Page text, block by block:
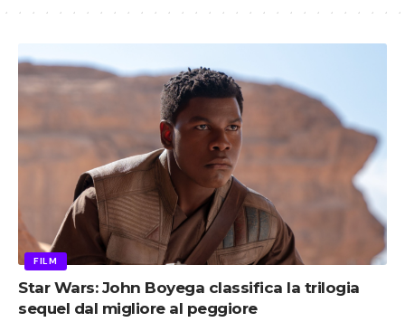
FILM
Star Wars: John Boyega classifica la trilogia
sequel dal migliore al peggiore